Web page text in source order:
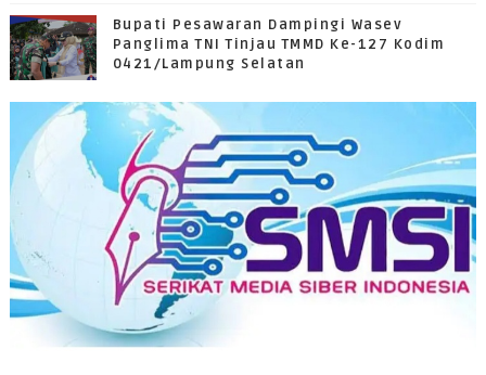
Bupati Pesawaran Dampingi Wasev
Panglima TNI Tinjau TMMD Ke-127 Kodim
0421/Lampung Selatan